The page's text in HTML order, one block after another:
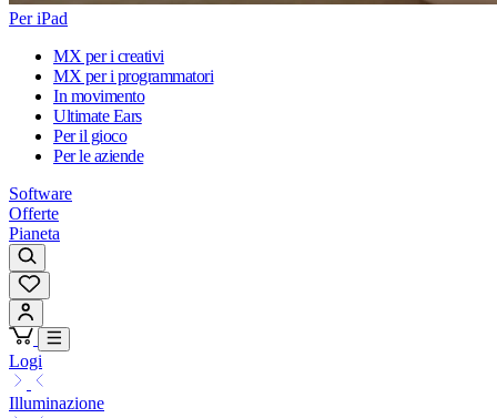
Per iPad
MX per i creativi
MX per i programmatori
In movimento
Ultimate Ears
Per il gioco
Per le aziende
Software
Offerte
Pianeta
Logi
Illuminazione